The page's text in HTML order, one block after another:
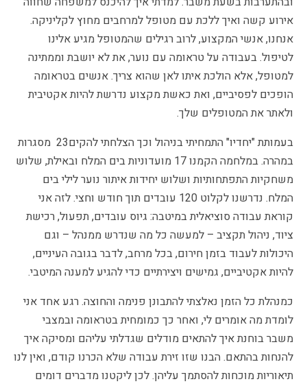
אירוע קשה ואיך ללכת עם מטופל למרחבים מחוץ לקליניקה.
אנחנו, אנשי המקצוע, לרוב רגילים שהמטופל מגיע אלינו
לטיפול. בעבודה על טראומה עם נוער, את לא יושבת וממתינה
למטופל, אלא הולכת איתו לאן שהוא צריך. אנשים בטראומה
הופכים לפסיביים, ואת כאשת מקצוע נדרשת להיות אקטיבית
ולאתר את המטופלים שלך.
בעמותת "יחדיו" התמחיתי בניהול וכך הצלחתי להקים23 מסגרות
במהרה. במלחמה הקמנו 17 מועדוניות בים המלח ובאילת, שלוש
משחקיות התפתחותיות ושלוש יחידות איתור נוער לילי בים
המלח. נדרשנו לקלוט 120 עובדים תוך חודש וחצי. לזה אני
קוראת עבודה סוציאלית במיטבה: גיוס עובדים, תפעול, רכישת
ציוד, ניהול תקציב – למעשה כל מה שנדרש ממנהל – וגם
היכולות לעבוד בזמן חירום, בכל מרחב, לדבר בגובה העיניים,
להיות אקטיביים, גמישים ויצירתיים כדי להגיע למענה המיטבי.
כמנהלת כל הזמן נאלצתי להתבונן פנימה והחוצה. רגע אחד אני
לומדת מה אומרים לי, ואחר כך כמומחית בטראומה ובמצבי
משבר בוחנת איך להתאים מודלים שגדלתי עליהם ומסיקה איך
להנחות בהתאם. הבנו שזו זירת עבודה שלא הכרנו קודם, ואין לנו
תיאוריות מוכחות להסתמך עליהן. לכן ליקטנו מדברים דומים